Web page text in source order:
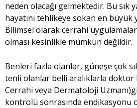
neden olacağı gelmektedir. Bu sık
hayatını tehlikeye sokan en büyük
Bilimsel olarak cerrahi
olması kesinlikle mümkün değildir.
Benleri fazla olanlar, güneşe çok
tenli olanlar belli aralıklarla
Cerrahi veya Dermatoloji
kontrolü sonrasında endikasyonu